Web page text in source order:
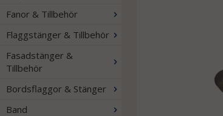
Fanor & Tillbehör
Flaggstänger & Tillbehör
Fasadstänger &
Tillbehör
Bordsflaggor & Stänger
Band